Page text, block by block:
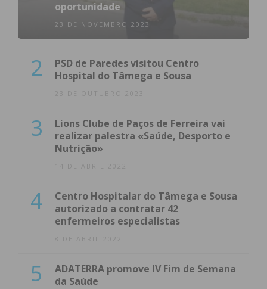
oportunidade
23 DE NOVEMBRO 2023
2
PSD de Paredes visitou Centro
Hospital do Tâmega e Sousa
23 DE OUTUBRO 2023
3
Lions Clube de Paços de Ferreira vai
realizar palestra «Saúde, Desporto e
Nutrição»
14 DE ABRIL 2022
4
Centro Hospitalar do Tâmega e Sousa
autorizado a contratar 42
enfermeiros especialistas
8 DE ABRIL 2022
5
ADATERRA promove IV Fim de Semana
da Saúde